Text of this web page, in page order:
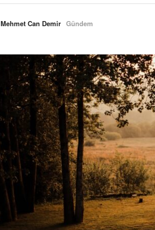
Mehmet Can Demir Gündem